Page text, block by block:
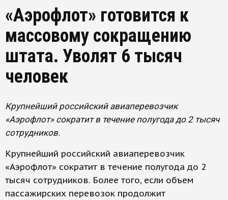
«Аэрофлот» готовится к
массовому сокращению
штата. Уволят 6 тысяч
человек
Крупнейший российский авиаперевозчик
«Аэрофлот» сократит в течение полугода до 2 тысяч
сотрудников.
Крупнейший российский авиаперевозчик
«Аэрофлот» сократит в течение полугода до 2
тысяч сотрудников. Более того, если объем
пассажирских перевозок продолжит